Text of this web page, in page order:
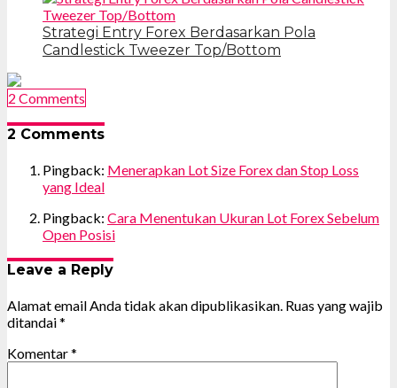
Strategi Entry Forex Berdasarkan Pola
Candlestick Tweezer Top/Bottom
2 Comments
2 Comments
Pingback: Menerapkan Lot Size Forex dan Stop Loss
yang Ideal
Pingback: Cara Menentukan Ukuran Lot Forex Sebelum
Open Posisi
Leave a Reply
Alamat email Anda tidak akan dipublikasikan. Ruas yang wajib
ditandai*
Komentar*